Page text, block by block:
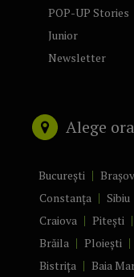
POP-UP Stories
Junior
Newsletter
Alege
București Brașov
Constanța
Sibiu
Craiova
Pitești
Brăila
Ploiești
Bistrița
Baia